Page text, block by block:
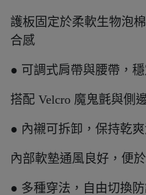
護板固定於柔軟生物泡
合感
● 可調式肩帶與腰帶，
搭配 Velcro 魔鬼氈與側
● 內襯可拆卸，保持乾
內部軟墊通風良好，便
● 多種穿法，自由切換